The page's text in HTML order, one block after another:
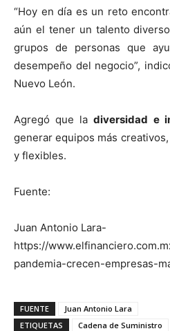
“Hoy en día es un reto
aún el tener un talento
grupos de personas que
desempeño del negocio”,
Nuevo León.
Agregó que ladiversidad e
generar equipos más
y flexibles.
Fuente:
Juan Antonio Lara-
https://
pandemia-crecen-empresas-
FUENTE
Juan Antonio Lara
ETIQUETAS
Cadena de Suministro